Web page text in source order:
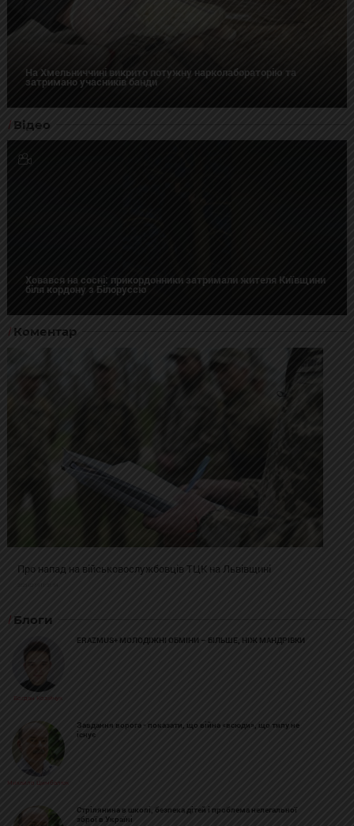
На Хмельниччині викрито потужну нарколабораторію та
затримано учасників банди
Відео
Ховався на сосні: прикордонники затримали жителя Київщини
біля кордону з Білоруссю
Коментар
Про напад на військовослужбовців ТЦК на Львівщині
Блоги
Богдан Козійчук
ERAZMUS+ МОЛОДІЖНІ ОБМІНИ – БІЛЬШЕ, НІЖ МАНДРІВКИ
Михайло Цимбалюк
Завдання ворога - показати, що війна «всюди», що тилу не
існує
Стрілянина в школі, безпека дітей і проблема нелегальної
зброї в Україні